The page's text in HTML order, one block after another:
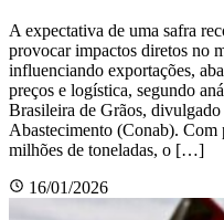
A expectativa de uma safra
provocar impactos diretos no
influenciando exportações,
preços e logística, segundo
Brasileira de Grãos,
Abastecimento (Conab). Com
milhões de toneladas, o […]
16/01/2026